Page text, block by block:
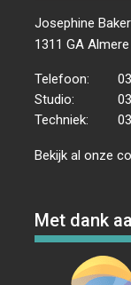
Josephine
1311 GA Almere
Telefoon:
Studio:
Techniek:
Bekijk al onze
Met dank